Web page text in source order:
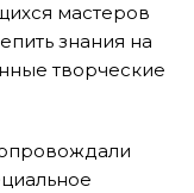
мастеров
знания на
творческие